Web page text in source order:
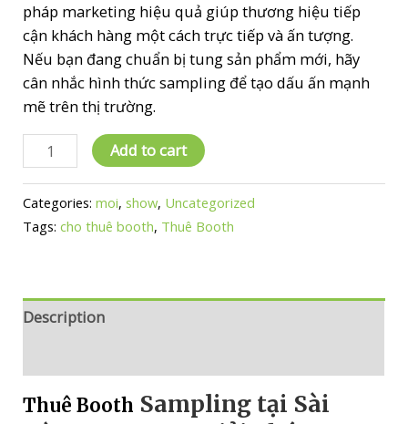
pháp marketing hiệu quả giúp thương hiệu tiếp
cận khách hàng một cách trực tiếp và ấn tượng.
Nếu bạn đang chuẩn bị tung sản phẩm mới, hãy
cân nhắc hình thức sampling để tạo dấu ấn mạnh
mẽ trên thị trường.
Thuê
Booth
Add to cart
Categories:moi, show, Uncategorized
Tags:cho thuê booth, Thuê Booth
Description
Thuê Booth Sampling tại Sài